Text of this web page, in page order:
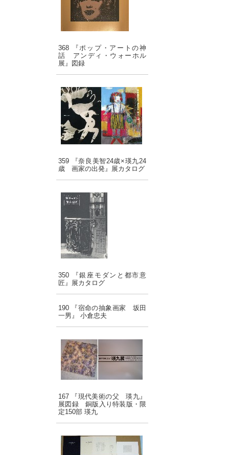
368 『ポップ・アートの神
話 アンディ・ウォーホル
展』図録
359 『奈良美智24歳×瑛九24
歳 画家の出発』展カタログ
350 『銀座モダンと都市意
匠』展カタログ
190 『宿命の抽象画家 坂田
一男』 小倉忠夫
167 『現代美術の父 瑛九』
展図録 銅版入り特装版・限
定150部 瑛九